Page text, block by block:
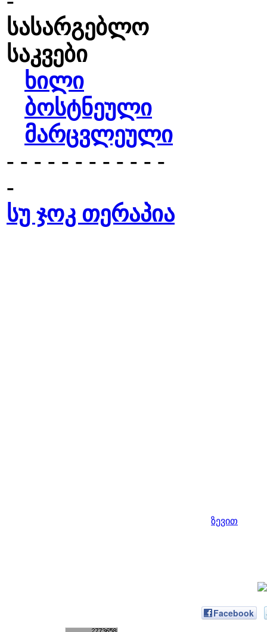
სასარგებლო
საკვები
ხილი
ბოსტნეული
მარცვლეული
- - - - - - - - - - - -
-
სუ ჯოკ თერაპია
ზევით
Facebook